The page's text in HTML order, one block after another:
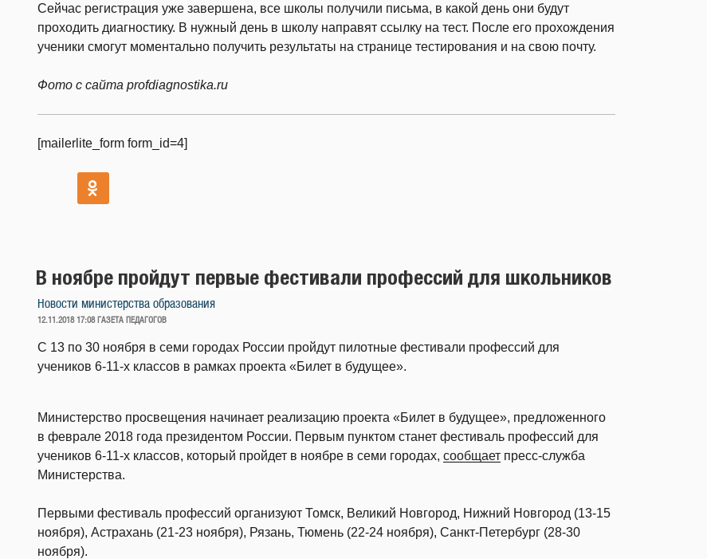
Сейчас регистрация уже завершена, все школы получили письма, в какой день они будут
проходить диагностику. В нужный день в школу направят ссылку на тест. После его прохождения
ученики смогут моментально получить результаты на странице тестирования и на свою почту.
Фото с сайта profdiagnostika.ru
[mailerlite_form form_id=4]
В ноябре пройдут первые фестивали профессий для школьников
Новости министерства образования
ОПУБЛИКОВАНО
12.11.2018 17:08 ГАЗЕТА ПЕДАГОГОВ
С 13 по 30 ноября в семи городах России пройдут пилотные фестивали профессий для
учеников 6-11-х классов в рамках проекта «Билет в будущее».
Министерство просвещения начинает реализацию проекта «Билет в будущее», предложенного
в феврале 2018 года президентом России. Первым пунктом станет фестиваль профессий для
учеников 6-11-х классов, который пройдет в ноябре в семи городах, сообщает пресс-служба
Министерства.
Первыми фестиваль профессий организуют Томск, Великий Новгород, Нижний Новгород (13-15
ноября), Астрахань (21-23 ноября), Рязань, Тюмень (22-24 ноября), Санкт-Петербург (28-30
ноября).